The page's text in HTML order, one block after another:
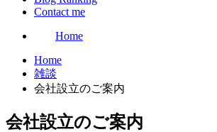
Contact me
Home
Home
雑談
会社設立のご案内
会社設立のご案内